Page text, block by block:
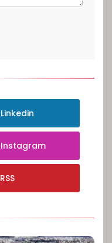
Linkedin
Instagram
RSS